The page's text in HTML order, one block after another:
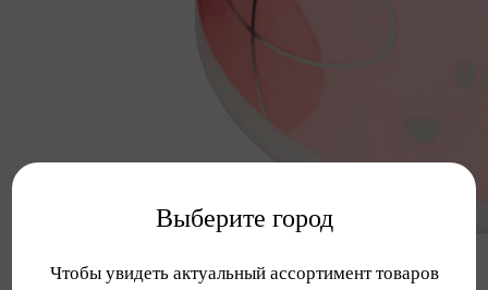
Выберите город
Чтобы увидеть актуальный ассортимент товаров